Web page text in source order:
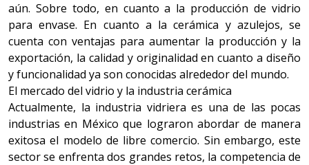
aún. Sobre todo, en cuanto a la producción de vidrio
para envase. En cuanto a la cerámica y azulejos, se
cuenta con ventajas para aumentar la producción y la
exportación, la calidad y originalidad en cuanto a diseño
y funcionalidad ya son conocidas alrededor del mundo.
El mercado del vidrio y la industria cerámica
Actualmente, la industria vidriera es una de las pocas
industrias en México que lograron abordar de manera
exitosa el modelo de libre comercio. Sin embargo, este
sector se enfrenta dos grandes retos, la competencia de